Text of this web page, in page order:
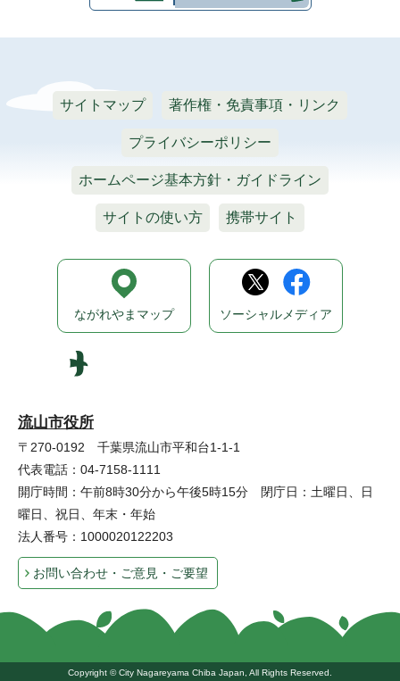
サイトマップ 著作権・免責事項・リンク
プライバシーポリシー
ホームページ基本方針・ガイドライン
サイトの使い方 携帯サイト
流山市役所
〒270-0192 千葉県流山市平和台1-1-1
代表電話：04-7158-1111
開庁時間：午前8時30分から午後5時15分 閉庁日：土曜日、日
曜日、祝日、年末・年始
法人番号：1000020122203
お問い合わせ・ご意見・ご要望
ながれやまマップ ソーシャルメディア
Copyright © City Nagareyama Chiba Japan, All Rights Reserved.